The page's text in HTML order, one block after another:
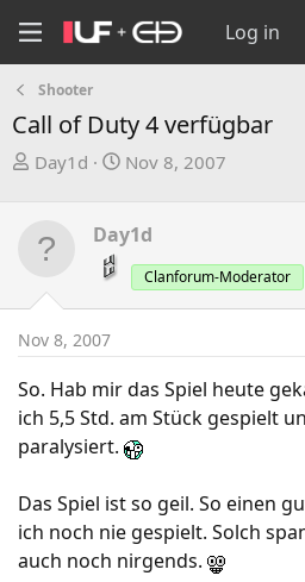
Log in
Shooter
Call of Duty 4 verfügbar
T
e
d
t
r
t
e
Day1d
S
r
d
a
Nov 8, 2007
Day1d
Clanforum-Moderator
Nov 8, 2007
So. Hab mir das Spiel heute
ich 5,5 Std. am Stück gespielt
paralysiert.
Das Spiel ist so geil. So einen
ich noch nie gespielt. Solch
auch noch nirgends.